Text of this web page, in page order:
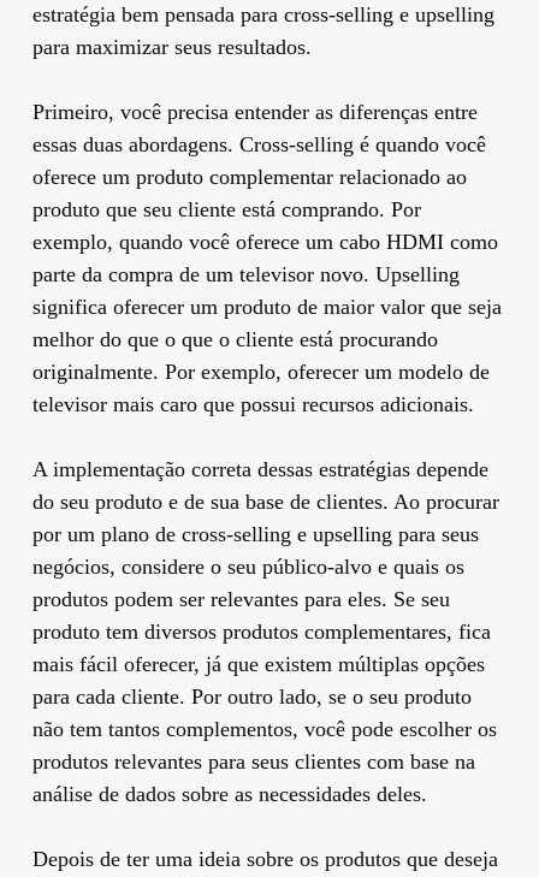
estratégia bem pensada para cross-selling e upselling
para maximizar seus resultados.
Primeiro, você precisa entender as diferenças entre
essas duas abordagens. Cross-selling é quando você
oferece um produto complementar relacionado ao
produto que seu cliente está comprando. Por
exemplo, quando você oferece um cabo HDMI como
parte da compra de um televisor novo. Upselling
significa oferecer um produto de maior valor que seja
melhor do que o que o cliente está procurando
originalmente. Por exemplo, oferecer um modelo de
televisor mais caro que possui recursos adicionais.
A implementação correta dessas estratégias depende
do seu produto e de sua base de clientes. Ao procurar
por um plano de cross-selling e upselling para seus
negócios, considere o seu público-alvo e quais os
produtos podem ser relevantes para eles. Se seu
produto tem diversos produtos complementares, fica
mais fácil oferecer, já que existem múltiplas opções
para cada cliente. Por outro lado, se o seu produto
não tem tantos complementos, você pode escolher os
produtos relevantes para seus clientes com base na
análise de dados sobre as necessidades deles.
Depois de ter uma ideia sobre os produtos que deseja